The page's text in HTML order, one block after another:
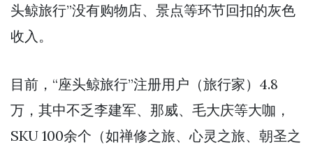
头鲸旅行”没有购物店、景点等环节回扣的灰色
收入。
目前，“座头鲸旅行”注册用户（旅行家）4.8
万，其中不乏李建军、那威、毛大庆等大咖，
SKU 100余个（如禅修之旅、心灵之旅、朝圣之